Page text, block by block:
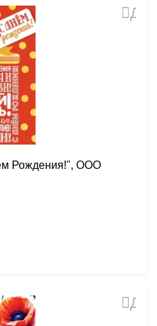
Рождения!", ООО